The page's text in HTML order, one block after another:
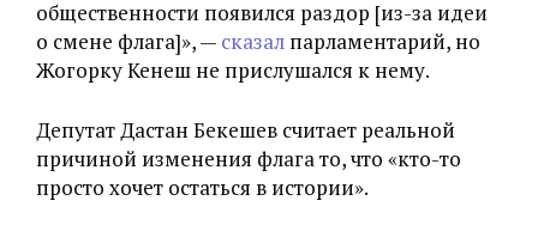
общественности появился раздор [из-за идеи
о смене флага]», — сказал парламентарий, но
Жогорку Кенеш не прислушался к нему.
Депутат Дастан Бекешев считает реальной
причиной изменения флага то, что «кто-то
просто хочет остаться в истории».